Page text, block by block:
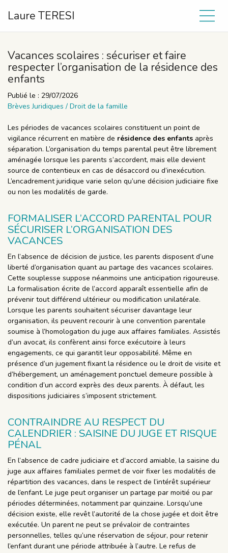
Laure TERESI
Vacances scolaires : sécuriser et faire
respecter l’organisation de la résidence des
enfants
Publié le : 29/07/2026
Brèves Juridiques / Droit de la famille
Les périodes de vacances scolaires constituent un point de
vigilance récurrent en matière de résidence des enfants après
séparation. L’organisation du temps parental peut être librement
aménagée lorsque les parents s’accordent, mais elle devient
source de contentieux en cas de désaccord ou d’inexécution.
L’encadrement juridique varie selon qu’une décision judiciaire fixe
ou non les modalités de garde.
FORMALISER L’ACCORD PARENTAL POUR
SÉCURISER L’ORGANISATION DES
VACANCES
En l’absence de décision de justice, les parents disposent d’une
liberté d’organisation quant au partage des vacances scolaires.
Cette souplesse suppose néanmoins une anticipation rigoureuse.
La formalisation écrite de l’accord apparaît essentielle afin de
prévenir tout différend ultérieur ou modification unilatérale.
Lorsque les parents souhaitent sécuriser davantage leur
organisation, ils peuvent recourir à une convention parentale
soumise à l’homologation du juge aux affaires familiales. Assistés
d’un avocat, ils confèrent ainsi force exécutoire à leurs
engagements, ce qui garantit leur opposabilité. Même en
présence d’un jugement fixant la résidence ou le droit de visite et
d’hébergement, un aménagement ponctuel demeure possible à
condition d’un accord exprès des deux parents. À défaut, les
dispositions judiciaires s’imposent strictement.
CONTRAINDRE AU RESPECT DU
CALENDRIER : SAISINE DU JUGE ET RISQUE
PÉNAL
En l’absence de cadre judiciaire et d’accord amiable, la saisine du
juge aux affaires familiales permet de voir fixer les modalités de
répartition des vacances, dans le respect de l’intérêt supérieur
de l’enfant. Le juge peut organiser un partage par moitié ou par
périodes déterminées, notamment par quinzaine. Lorsqu’une
décision existe, elle revêt l’autorité de la chose jugée et doit être
exécutée. Un parent ne peut se prévaloir de contraintes
personnelles, telles qu’une réservation de séjour, pour retenir
l’enfant durant une période attribuée à l’autre. Le refus de